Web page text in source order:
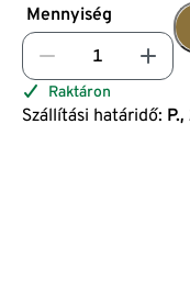
Mennyiség
Raktáron
Szállítási határidő: